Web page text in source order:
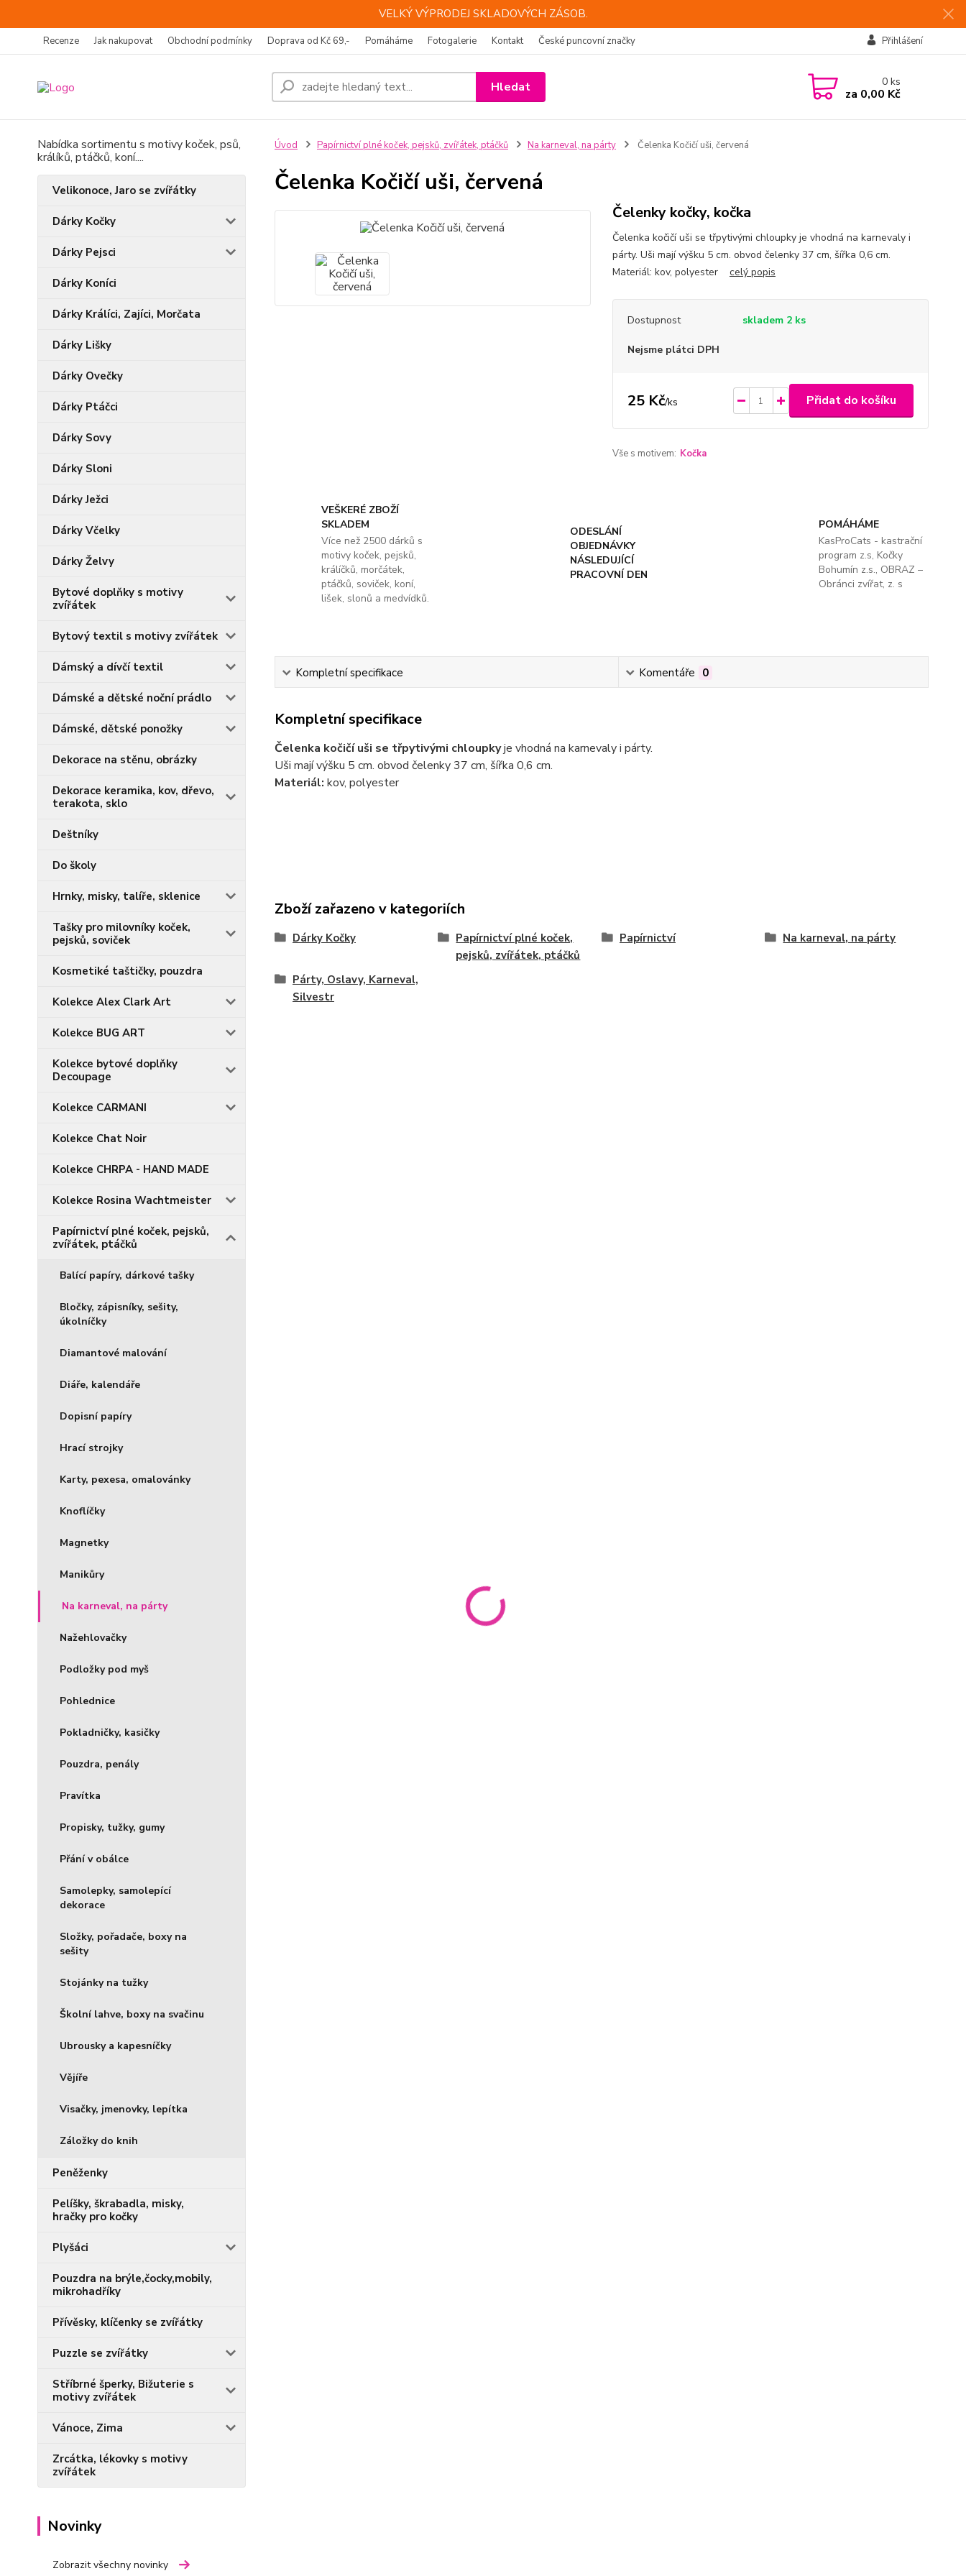
VELKÝ VÝPRODEJ SKLADOVÝCH ZÁSOB.
Recenze Jak nakupovat Obchodní podmínky Doprava od Kč 69,- Pomáháme Fotogalerie Kontakt České puncovní značky Přihlášení
Hledat 0ks
za 0,00 Kč
Nabídka sortimentu s motivy koček, psů,
králíků, ptáčků, koní....
Velikonoce, Jaro se zvířátky
Dárky Kočky
Dárky Pejsci
Dárky Koníci
Dárky Králíci, Zajíci, Morčata
Dárky Lišky
Dárky Ovečky
Dárky Ptáčci
Dárky Sovy
Dárky Sloni
Dárky Ježci
Dárky Včelky
Dárky Želvy
Bytové doplňky s motivy
zvířátek
Bytový textil s motivy zvířátek
Dámský a dívčí textil
Dámské a dětské noční prádlo
Dámské, dětské ponožky
Dekorace na stěnu, obrázky
Dekorace keramika, kov, dřevo,
terakota, sklo
Deštníky
Do školy
Hrnky, misky, talíře, sklenice
Tašky pro milovníky koček,
pejsků, soviček
Kosmetiké taštičky, pouzdra
Kolekce Alex Clark Art
Kolekce BUG ART
Kolekce bytové doplňky
Decoupage
Kolekce CARMANI
Kolekce Chat Noir
Kolekce CHRPA - HAND MADE
Kolekce Rosina Wachtmeister
Papírnictví plné koček, pejsků,
zvířátek, ptáčků
Balící papíry, dárkové tašky
Bločky, zápisníky, sešity,
úkolníčky
Diamantové malování
Diáře, kalendáře
Dopisní papíry
Hrací strojky
Karty, pexesa, omalovánky
Knoflíčky
Magnetky
Manikůry
Na karneval, na párty
Nažehlovačky
Podložky pod myš
Pohlednice
Pokladničky, kasičky
Pouzdra, penály
Pravítka
Propisky, tužky, gumy
Přání v obálce
Samolepky, samolepící
dekorace
Složky, pořadače, boxy na
sešity
Stojánky na tužky
Školní lahve, boxy na svačinu
Ubrousky a kapesníčky
Vějíře
Visačky, jmenovky, lepítka
Záložky do knih
Peněženky
Pelíšky, škrabadla, misky,
hračky pro kočky
Plyšáci
Pouzdra na brýle,čocky,mobily,
mikrohadříky
Přívěsky, klíčenky se zvířátky
Puzzle se zvířátky
Stříbrné šperky, Bižuterie s
motivy zvířátek
Vánoce, Zima
Zrcátka, lékovky s motivy
zvířátek
Novinky
Zobrazit všechny novinky
Úvod Papírnictví plné koček, pejsků, zvířátek, ptáčků Na karneval, na párty Čelenka Kočičí uši, červená
Čelenka Kočičí uši, červená
Čelenky kočky, kočka
Čelenka kočičí uši se třpytivými chloupky je vhodná na karnevaly i
párty. Uši mají výšku 5 cm. obvod čelenky 37 cm, šířka 0,6 cm.
Materiál: kov, polyester celý popis
Dostupnost skladem 2 ks
Nejsme plátci DPH
25 Kč/ks Přidat do košíku
Vše s motivem: Kočka
VEŠKERÉ ZBOŽÍ
SKLADEM
Více než 2500 dárků s
motivy koček, pejsků,
králíčků, morčátek,
ptáčků, soviček, koní,
lišek, slonů a medvídků.
ODESLÁNÍ
OBJEDNÁVKY
NÁSLEDUJÍCÍ
PRACOVNÍ DEN
POMÁHÁME
KasProCats - kastrační
program z.s, Kočky
Bohumín z.s., OBRAZ –
Obránci zvířat, z. s
Kompletní specifikace Komentáře 0
Kompletní specifikace
Čelenka kočičí uši se třpytivými chloupkyje vhodná na karnevaly i párty.
Uši mají výšku 5 cm. obvod čelenky 37 cm, šířka 0,6 cm.
Materiál: kov, polyester
Zboží zařazeno v kategoriích
Dárky Kočky
Papírnictví plné koček,
pejsků, zvířátek, ptáčků
Papírnictví Na karneval, na párty
Párty, Oslavy, Karneval,
Silvestr